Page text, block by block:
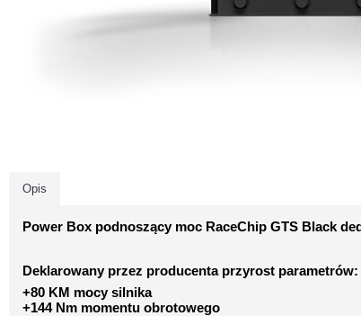
Opis
Power Box podnoszący moc RaceChip GTS Black
Deklarowany przez producenta przyrost parametrów:
+80 KM mocy silnika
+144 Nm momentu obrotowego